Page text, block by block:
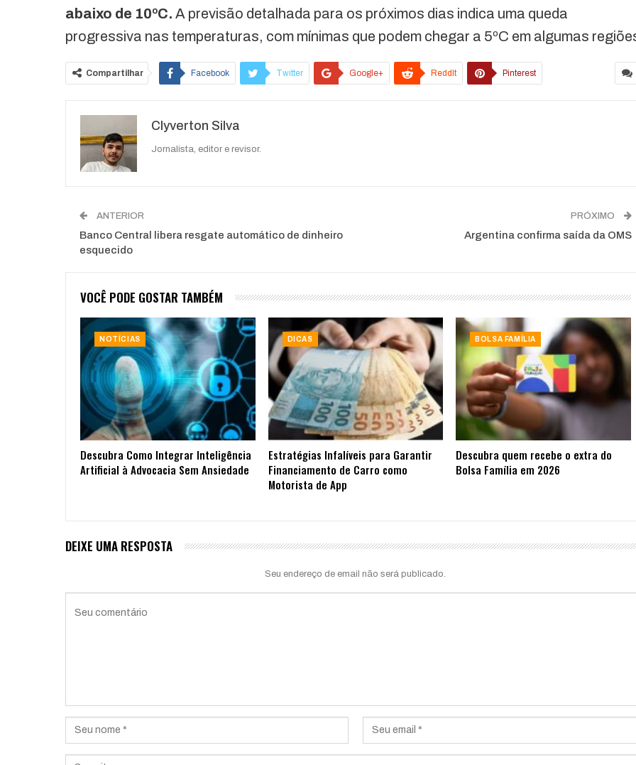
abaixo de 10ºC. A previsão detalhada para os próximos dias indica uma queda
progressiva nas temperaturas, com mínimas que podem chegar a 5ºC em algumas
Compartilhar Facebook Twitter Google+ ReddIt Pinterest
Clyverton Silva
Jornalista, editor e revisor.
ANTERIOR
Banco Central libera resgate automático de dinheiro
esquecido
PRÓXIMO
Argentina confirma saída da OMS
VOCÊ PODE GOSTAR TAMBÉM
NOTÍCIAS
Descubra Como Integrar Inteligência
Artificial à Advocacia Sem Ansiedade
DICAS
Estratégias Infalíveis para Garantir
Financiamento de Carro como
Motorista de App
BOLSA FAMÍLIA
Descubra quem recebe o extra do
Bolsa Família em 2026
DEIXE UMA RESPOSTA
Seu endereço de email não será publicado.